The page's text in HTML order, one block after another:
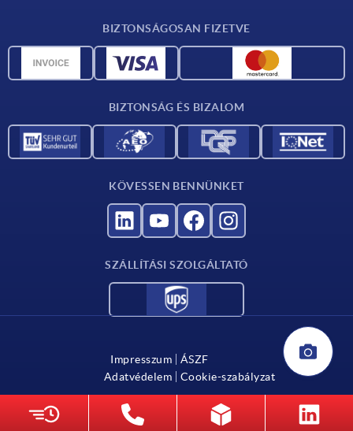
CAD-adatok
Szállítók számára
BIZTONSÁGOSAN FIZETVE
BIZTONSÁG ÉS BIZALOM
KÖVESSEN BENNÜNKET
SZÁLLÍTÁSI SZOLGÁLTATÓ
Impresszum
ÁSZF
Adatvédelem
Cookie-szabályzat